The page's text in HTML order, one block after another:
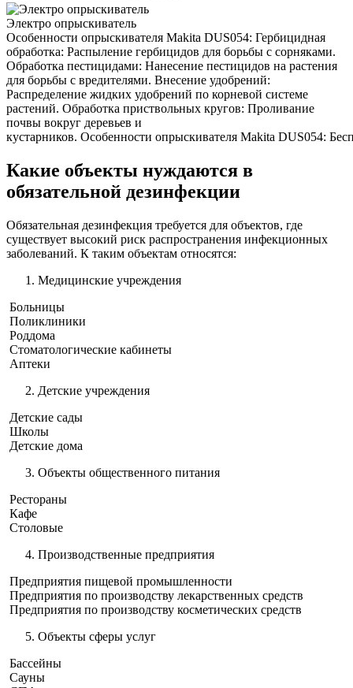
Электро опрыскиватель
Особенности опрыскивателя Makita DUS054: Гербицидная
обработка: Распыление гербицидов для борьбы с сорняками.
Обработка пестицидами: Нанесение пестицидов на растения
для борьбы с вредителями. Внесение удобрений:
Распределение жидких удобрений по корневой системе
растений. Обработка приствольных кругов: Проливание
почвы вокруг деревьев и
кустарников. Особенности опрыскивателя Makita DUS054:
Какие объекты нуждаются в
обязательной дезинфекции
Обязательная дезинфекция требуется для объектов, где
существует высокий риск распространения инфекционных
заболеваний. К таким объектам относятся:
Медицинские учреждения
Больницы
Поликлиники
Роддома
Стоматологические кабинеты
Аптеки
Детские учреждения
Детские сады
Школы
Детские дома
Объекты общественного питания
Рестораны
Кафе
Столовые
Производственные предприятия
Предприятия пищевой промышленности
Предприятия по производству лекарственных средств
Предприятия по производству косметических средств
Объекты сферы услуг
Бассейны
Сауны